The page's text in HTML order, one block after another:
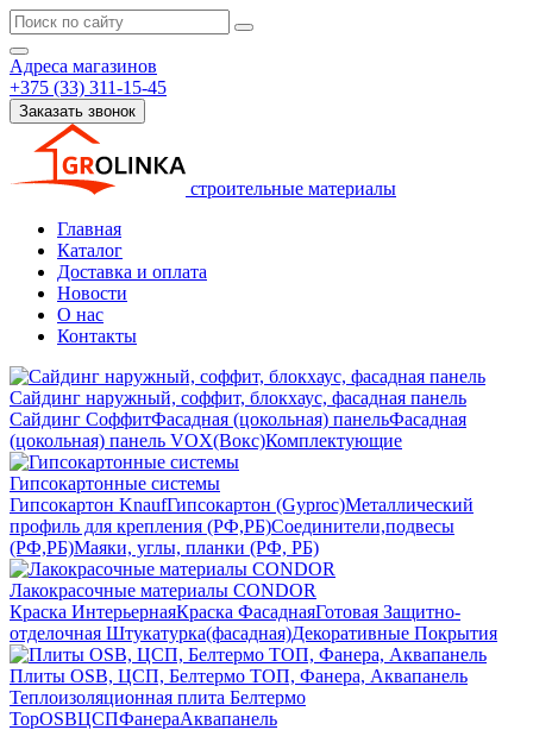
Адреса магазинов
+375 (33) 311-15-45
Заказать звонок
строительные материалы
Главная
Каталог
Доставка и оплата
Новости
О нас
Контакты
Сайдинг наружный, соффит, блокхаус, фасадная панель
Сайдинг СоффитФасадная (цокольная) панельФасадная
(цокольная) панель VOX(Вокс)Комплектующие
Гипсокартонные системы
Гипсокартон KnaufГипсокартон (Gyproc)Металлический
профиль для крепления (РФ,РБ)Соединители,подвесы
(РФ,РБ)Маяки, углы, планки (РФ, РБ)
Лакокрасочные материалы CONDOR
Краска ИнтерьернаяКраска ФасаднаяГотовая Защитно-
отделочная Штукатурка(фасадная)Декоративные Покрытия
Плиты OSB, ЦСП, Белтермо ТОП, Фанера, Аквапанель
Теплоизоляционная плита Белтермо
TopOSBЦСПФанераАквапанель